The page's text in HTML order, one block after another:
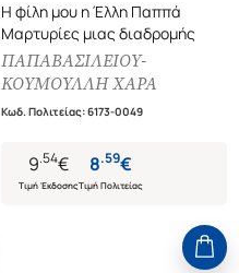
Η φίλη μου η Έλλη Παππά
Μαρτυρίες μιας διαδρομής
ΠΑΠΑΒΑΣΙΛΕΙΟΥ-
ΚΟΥΜΟΥΛΛΗ ΧΑΡΑ
Κωδ. Πολιτείας:6173-0049
9.54€
Τιμή Έκδοσης
8.59€
Τιμή Πολιτείας